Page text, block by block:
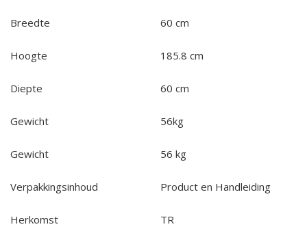
Breedte 60 cm
Hoogte 185.8 cm
Diepte 60 cm
Gewicht 56kg
Gewicht 56 kg
Verpakkingsinhoud Product en Handleiding
Herkomst TR